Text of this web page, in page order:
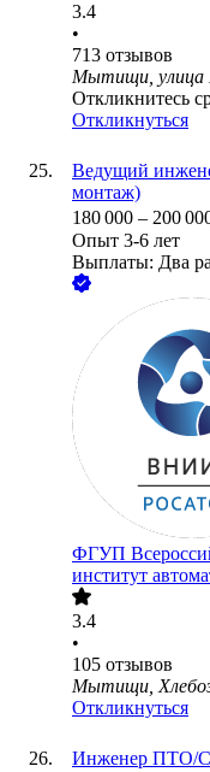
3.4
•
713 отзывов
Мытищи, улица
Откликнитесь
Откликнуться
Ведущий
монтаж)
180 000 – 200
Опыт 3-6 лет
Выплаты: Два
ФГУП
институт
3.4
•
105 отзывов
Мытищи,
Откликнуться
Инженер ПТО/